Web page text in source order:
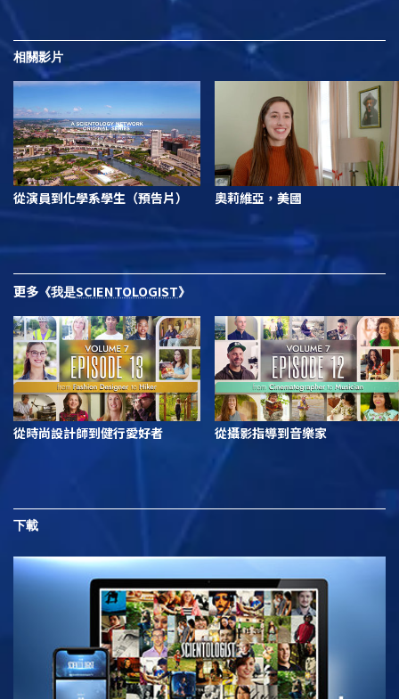
相關影片
從演員到化學系學生（預告片） 奧莉維亞，美國
更多 《我是SCIENTOLOGIST》
從時尚設計師到健行愛好者 從攝影指導到音樂家
下載